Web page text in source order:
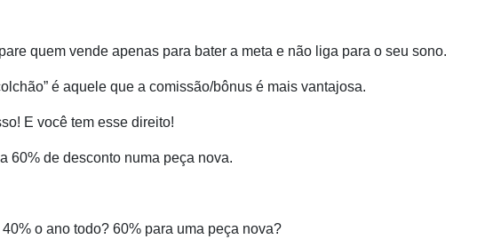
quem vende apenas para bater a meta e não liga para o seu sono.
é aquele que a comissão/bônus é mais vantajosa.
E você tem esse direito!
60% de desconto numa peça nova.
o ano todo? 60% para uma peça nova?